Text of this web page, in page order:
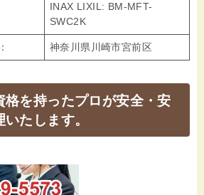
INAX LIXIL: BM-MFT-
SWC2K
神奈川県川崎市宮前区
格を持ったプロが安全・安
たします。